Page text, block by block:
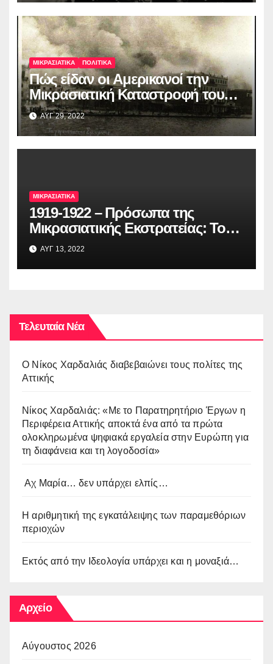
ΜΙΚΡΑΣΙΑΤΙΚΑ ΠΟΛΙΤΙΚΑ
Πώς είδαν οι Αμερικανοί την
Μικρασιατική Καταστροφή του
’22ΑΥΓ 29, 2022
ΜΙΚΡΑΣΙΑΤΙΚΑ
1919-1922 – Πρόσωπα της
Μικρασιατικής Εκστρατείας: Το
όνειρο που έγινε πραγματικότητα
ΑΥΓ 13, 2022
Τελευταία Νέα
O Νίκος Χαρδαλιάς διαβεβαιώνει τους πολίτες της
Αττικής
Νίκος Χαρδαλιάς: «Με το Παρατηρητήριο Έργων η
Περιφέρεια Αττικής αποκτά ένα από τα πρώτα
ολοκληρωμένα ψηφιακά εργαλεία στην Ευρώπη για
τη διαφάνεια και τη λογοδοσία»
Αχ Μαρία… δεν υπάρχει ελπίς…
Η αριθμητική της εγκατάλειψης των παραμεθόριων
περιοχών
Εκτός από την Ιδεολογία υπάρχει και η μοναξιά…
Αρχείο
Αύγουστος 2026